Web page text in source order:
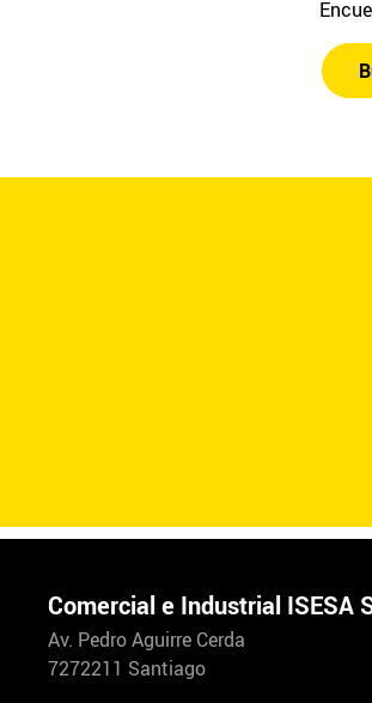
Comercial e Industrial ISESA
Av. Pedro Aguirre Cerda
7272211 Santiago